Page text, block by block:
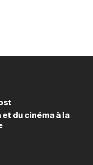
du cinéma à la